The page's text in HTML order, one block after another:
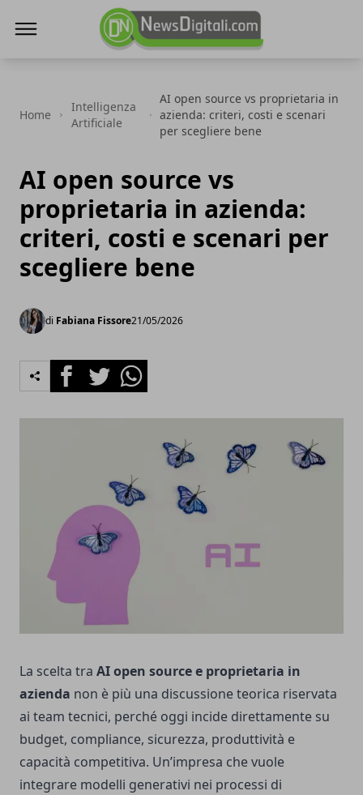
Home
Intelligenza
Artificiale
AI open source vs proprietaria in
azienda: criteri, costi e scenari
per scegliere bene
AI open source vs
proprietaria in azienda:
criteri, costi e scenari per
scegliere bene
di Fabiana Fissore21/05/2026
FacebookTwitterWhatsapp
La scelta tra AI open source e proprietaria in
azienda non è più una discussione teorica riservata
ai team tecnici, perché oggi incide direttamente su
budget, compliance, sicurezza, produttività e
capacità competitiva. Un’impresa che vuole
integrare modelli generativi nei processi di